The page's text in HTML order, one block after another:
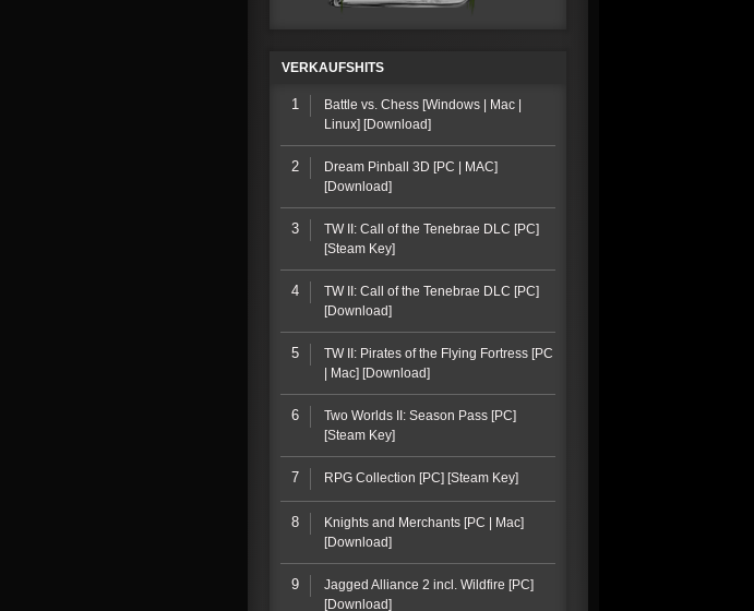
VERKAUFSHITS
1
Battle vs. Chess [Windows | Mac |
Linux] [Download]
2
Dream Pinball 3D [PC | MAC]
[Download]
3
TW II: Call of the Tenebrae DLC [PC]
[Steam Key]
4
TW II: Call of the Tenebrae DLC [PC]
[Download]
5
TW II: Pirates of the Flying Fortress [PC
| Mac] [Download]
6
Two Worlds II: Season Pass [PC]
[Steam Key]
7 RPG Collection [PC] [Steam Key]
8
Knights and Merchants [PC | Mac]
[Download]
9
Jagged Alliance 2 incl. Wildfire [PC]
[Download]